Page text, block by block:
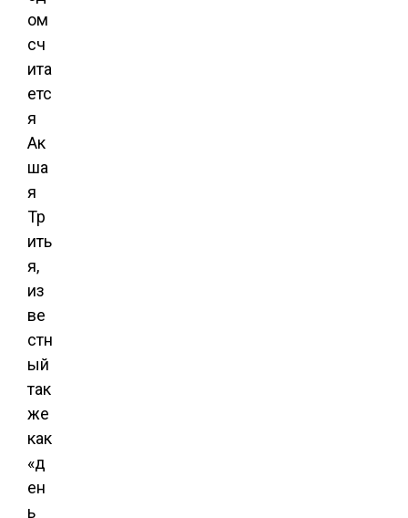
ом
сч
ита
етс
я
Ак
ша
я
Тр
ить
я,
из
ве
стн
ый
так
же
как
«д
ен
ь